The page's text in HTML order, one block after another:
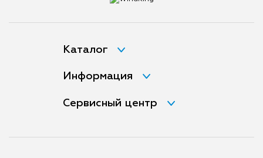
Каталог
Информация
Сервисный центр